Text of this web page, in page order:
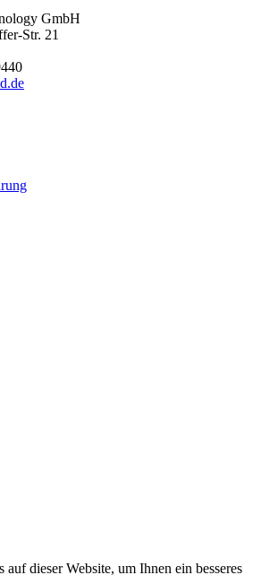
GmbH
Str. 21
dieser Website, um Ihnen ein besseres